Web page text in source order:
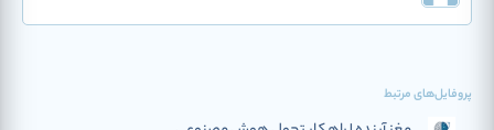
پروفایل‌های مرتبط